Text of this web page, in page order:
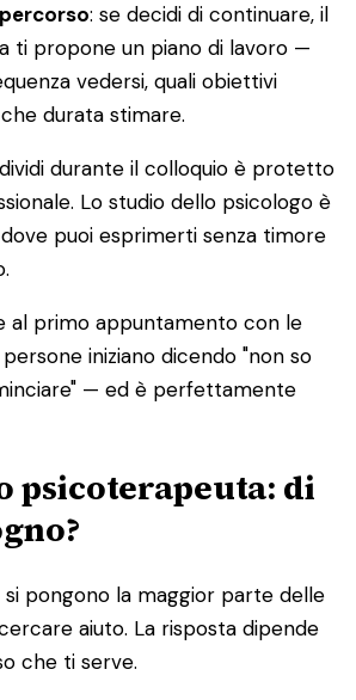
: se decidi di continuare, il
ti propone un piano di lavoro —
vedersi, quali obiettivi
durata stimare.
durante il colloquio è protetto
Lo studio dello psicologo è
puoi esprimerti senza timore
al primo appuntamento con le
iniziano dicendo "non so
— ed è perfettamente
psicoterapeuta: di
si pongono la maggior parte delle
aiuto. La risposta dipende
che ti serve.